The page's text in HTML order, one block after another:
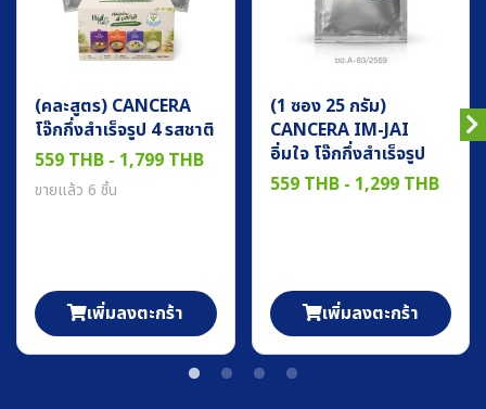
(คละสูตร) CANCERA
โจ๊กกึ่งสำเร็จรูป 4 รสชาติ
559 THB - 1,799 THB
ขายแล้ว 6 ชิ้น
เพิ่มลงตะกร้า
(1 ซอง 25 กรัม)
CANCERA IM-JAI
อิ่มใจ โจ๊กกึ่งสำเร็จรูป
559 THB- 1,299 THB
เพิ่มลงตะกร้า